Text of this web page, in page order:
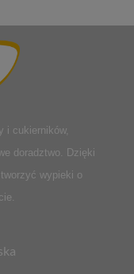
i cukierników,
doradztwo. Dzięki
wypieki o